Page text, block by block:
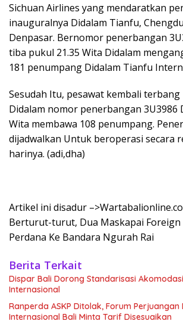
Sichuan Airlines yang mendaratkan
inauguralnya Didalam Tianfu,
Denpasar. Bernomor penerbangan
tiba pukul 21.35 Wita Didalam
181 penumpang Didalam Tianfu
Sesudah Itu, pesawat kembali terbang
Didalam nomor penerbangan 3U3986
Wita membawa 108 penumpang.
dijadwalkan Untuk beroperasi secara
harinya. (adi,dha)
Artikel ini disadur
Berturut-turut, Dua Maskapai
Perdana Ke Bandara Ngurah Rai
Berita Terkait
Dispar Bali Dorong Standarisasi
Internasional
Ranperda ASKP Ditolak, Forum
Internasional Bali Minta Tarif Disesuaikan